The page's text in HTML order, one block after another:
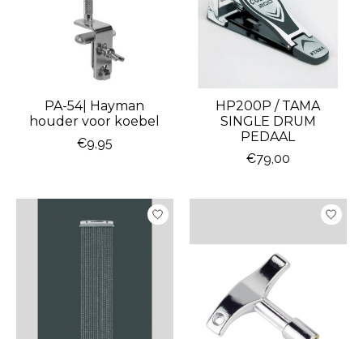
PA-54| Hayman
houder voor koebel
€9,95
HP200P / TAMA
SINGLE DRUM
PEDAAL
€79,00